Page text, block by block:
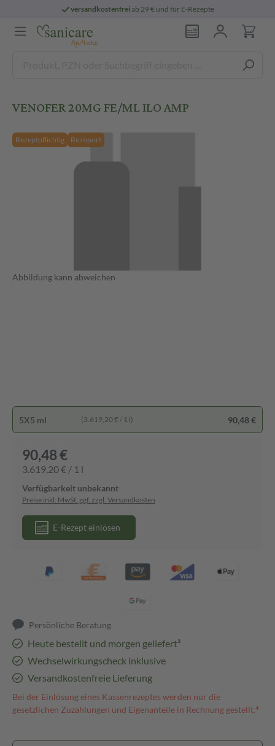
versandkostenfreiab 29 € und für E-Rezepte
VENOFER 20MG FE/ML ILO AMP
Rezeptpflichtig Reimport
Abbildung kann abweichen
5X5 ml (3.619,20 € / 1 l) 90,48 €
90,48 €
3.619,20 € / 1 l
Verfügbarkeit unbekannt
Preise inkl. MwSt. ggf. zzgl. Versandkosten
E-Rezept einlösen
Persönliche Beratung
Heute bestellt und morgen geliefert³
Wechselwirkungscheck inklusive
Versandkostenfreie Lieferung
Bei der Einlösung eines Kassenrezeptes werden nur die
gesetzlichen Zuzahlungen und Eigenanteile in Rechnung gestellt.⁴